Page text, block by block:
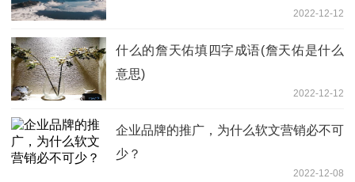
2022-12-12
什么的詹天佑填四字成语(詹天佑是什么
意思)
2022-12-12
企业品牌的推广，为什么软文营销必不可
少？
2022-12-08